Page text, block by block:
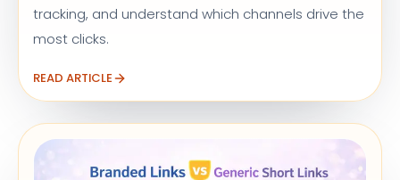
tracking, and understand which channels drive the
most clicks.
READ ARTICLE